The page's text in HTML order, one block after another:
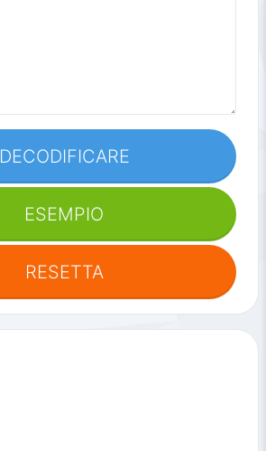
DECODIFICARE
ESEMPIO
RESETTA